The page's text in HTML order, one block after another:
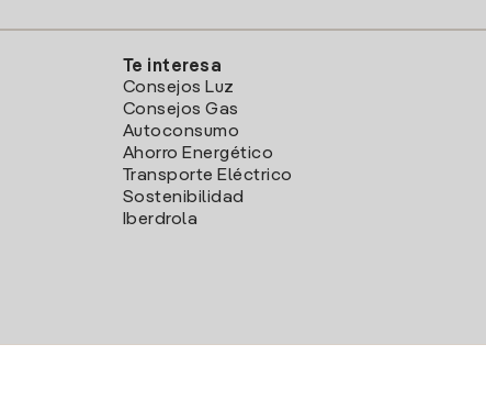
Te interesa
Consejos Luz
Consejos Gas
Autoconsumo
Ahorro Energético
Transporte Eléctrico
Sostenibilidad
Iberdrola